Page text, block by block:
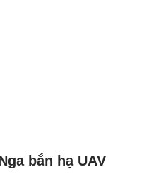
bắn hạ UAV